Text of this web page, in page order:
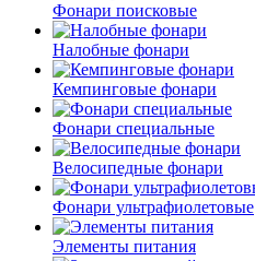
Фонари поисковые
Налобные фонари
Кемпинговые фонари
Фонари специальные
Велосипедные фонари
Фонари ультрафиолетовые
Элементы питания